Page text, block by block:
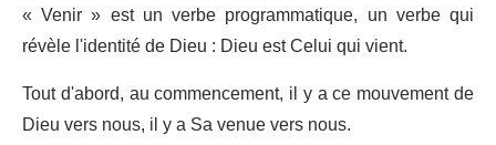
« Venir » est un verbe programmatique, un verbe qui
révèle l'identité de Dieu : Dieu est Celui qui vient.
Tout d'abord, au commencement, il y a ce mouvement de
Dieu vers nous, il y a Sa venue vers nous.